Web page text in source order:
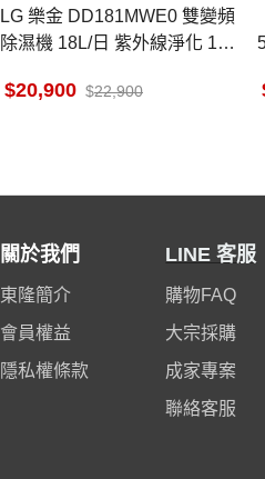
LG 樂金 DD181MWE0 雙變頻
除濕機 18L/日 紫外線淨化 18
20,900 22,900
關於我們
東隆簡介
會員權益
隱私權條款
LINE 客服
購物FAQ
大宗採購
成家專案
聯絡客服